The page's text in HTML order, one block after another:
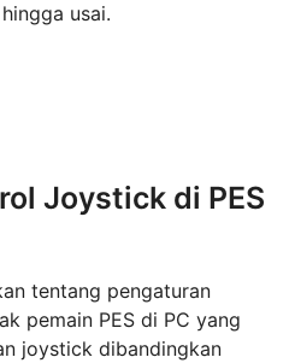
hingga usai.
Joystick di PES
tentang pengaturan
pemain PES di PC yang
joystick dibandingkan